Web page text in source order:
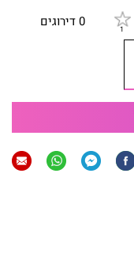
0 דירוגים